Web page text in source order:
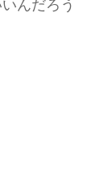
んだろう